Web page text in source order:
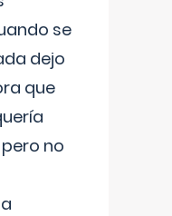
se
dejo
que
no